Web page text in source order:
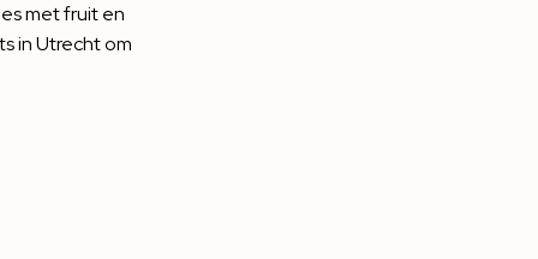
met fruit en
in Utrecht om